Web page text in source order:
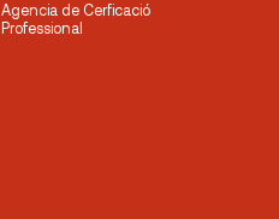
Agencia de Cerficació
Professional